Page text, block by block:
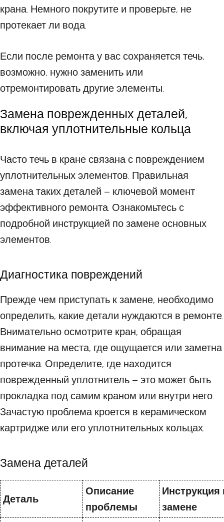
крана. Немного покрутите и проверьте, не
протекает ли вода.
Если после ремонта у вас сохраняется течь,
возможно, нужно заменить или
отремонтировать другие элементы.
Замена поврежденных деталей,
включая уплотнительные кольца
Часто течь в кране связана с повреждением
уплотнительных элементов. Правильная
замена таких деталей – ключевой момент
эффективного ремонта. Ознакомьтесь с
подробной инструкцией по замене основных
элементов.
Диагностика повреждений
Прежде чем приступать к замене, необходимо
определить, какие детали нуждаются в ремонте.
Внимательно осмотрите кран, обращая
внимание на места, где ощущается или заметна
протечка. Определите, где находится
поврежденный уплотнитель – это может быть
прокладка под самим краном или внутри него.
Зачастую проблема кроется в керамическом
картридже или его уплотнительных кольцах.
Замена деталей
Деталь
Описание
проблемы
Инструкция
замене